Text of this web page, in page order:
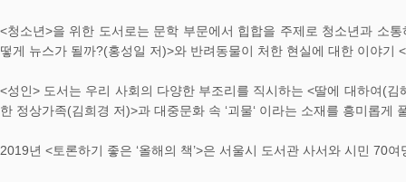
<청소년>을 위한 도서로는 문학 부문에서 힙합을 주제로 청소년과 소
떻게 뉴스가 될까?(홍성일 저)>와 반려동물이 처한 현실에 대한 이야기
<성인> 도서는 우리 사회의 다양한 부조리를 직시하는 <딸에 대하여(
한 정상가족(김희경 저)>과 대중문화 속 ‘괴물‘ 이라는 소재를 흥미롭
2019년 <토론하기 좋은 ‘올해의 책’>은 서울시 도서관 사서와 시민 70